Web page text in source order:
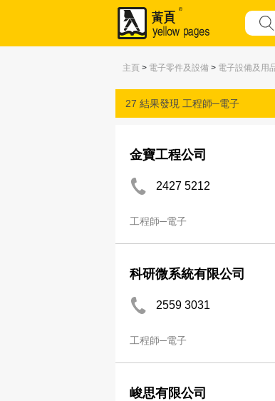
主頁 > 電子零件及設備 > 電子設備及用
27 結果發現 工程師─電子
金寶工程公司
2427 5212
工程師─電子
科研微系統有限公司
2559 3031
工程師─電子
峻思有限公司